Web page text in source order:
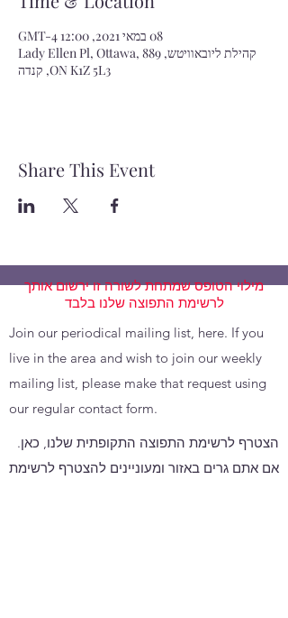
08 במאי 2021, 12:00 GMT-4‎
קהילת ליובאוויטש, 889 Lady Ellen Pl, Ottawa,
ON K1Z 5L3, קנדה
Share This Event
מילוי הטופס שמתחת לשורה זו ירשום אותך
לרשימת התפוצה שלנו בלבד
Join our periodical mailing list, here. If you
live in the area and wish to join our weekly
mailing list, please make that request using
our regular contact form.
הצטרף לרשימת התפוצה התקופתית שלנו, כאן.
אם אתם גרים באזור ומעוניינים להצטרף לרשימת